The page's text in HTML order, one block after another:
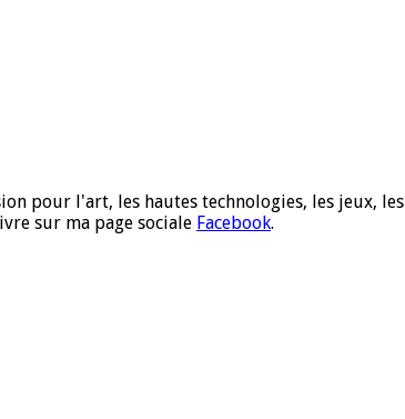
pour l'art, les hautes technologies, les jeux,
sur ma page sociale Facebook.